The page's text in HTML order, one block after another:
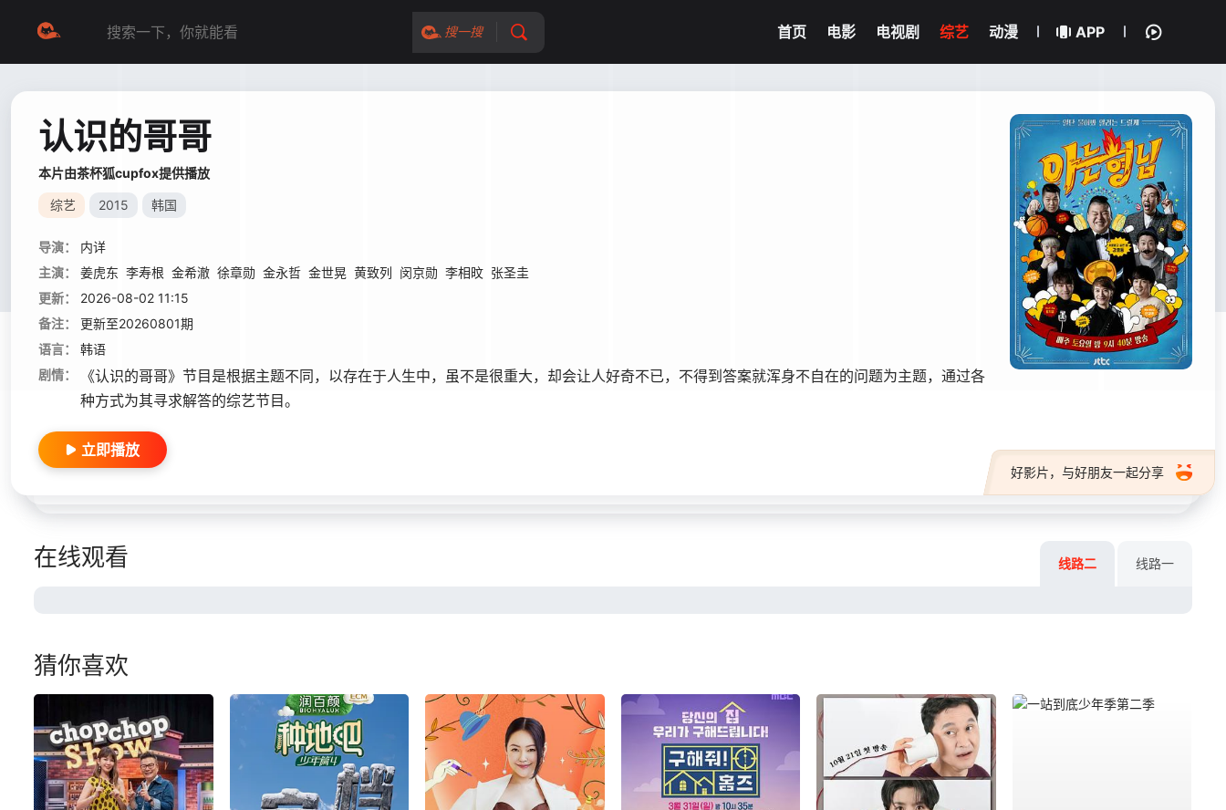
搜一搜 首页 电影 电视剧 综艺 动漫 APP
认识的哥哥
本片由茶杯狐cupfox提供播放
综艺 2015 韩国
导演：
内详
主演：
姜虎东 李寿根 金希澈 徐章勋 金永哲 金世晃 黄致列 闵京勋 李相旼 张圣圭
更新：
2026-08-02 11:15
备注：
更新至20260801期
语言：
韩语
剧情：
《认识的哥哥》节目是根据主题不同，以存在于人生中，虽不是很重大，却会让人好奇不已，不得到答案就浑身不自在的问题为主题，通过各
种方式为其寻求解答的综艺节目。
好影片，与好朋友一起分享
立即播放
在线观看 线路二 线路一
猜你喜欢